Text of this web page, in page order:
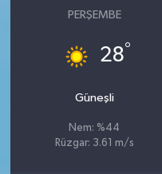
PERŞEMBE
28°
Güneşli
Nem: %44
Rüzgar: 3.61 m/s